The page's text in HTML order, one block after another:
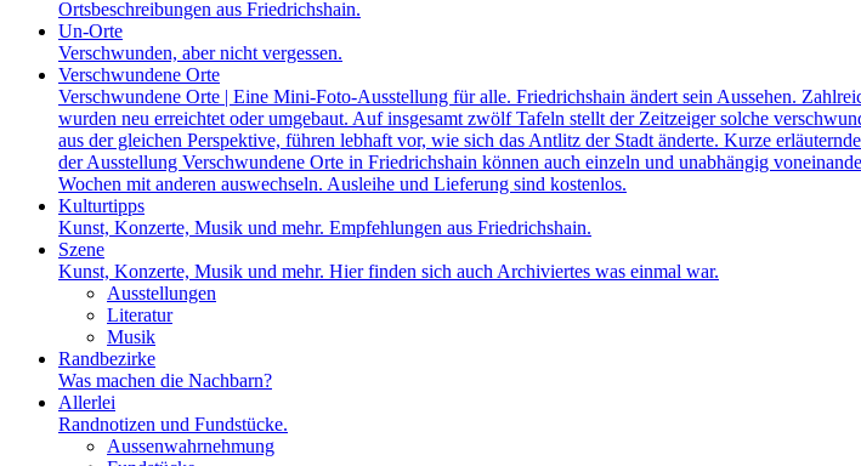
Ortsbeschreibungen aus Friedrichshain.
Un-Orte
Verschwunden, aber nicht vergessen.
Verschwundene Orte
Verschwundene Orte | Eine Mini-Foto-Ausstellung für alle. Friedrichshain ändert sein Aussehen.
wurden neu erreichtet oder umgebaut. Auf insgesamt zwölf Tafeln stellt der Zeitzeiger solche
aus der gleichen Perspektive, führen lebhaft vor, wie sich das Antlitz der Stadt änderte. Kurze
der Ausstellung Verschwundene Orte in Friedrichshain können auch einzeln und unabhängig
Wochen mit anderen auswechseln. Ausleihe und Lieferung sind kostenlos.
Kulturtipps
Kunst, Konzerte, Musik und mehr. Empfehlungen aus Friedrichshain.
Szene
Kunst, Konzerte, Musik und mehr. Hier finden sich auch Archiviertes was einmal war.
Ausstellungen
Literatur
Musik
Randbezirke
Was machen die Nachbarn?
Allerlei
Randnotizen und Fundstücke.
Aussenwahrnehmung